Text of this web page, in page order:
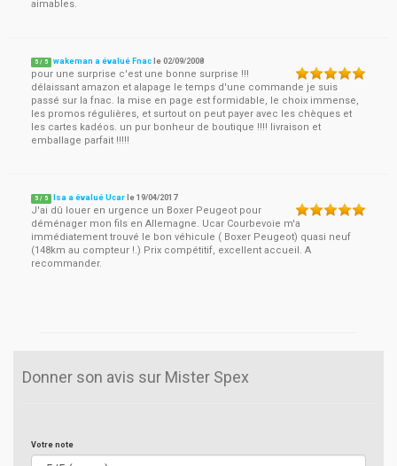
aimables.
5 / 5 wakeman a évalué Fnac le02/09/2008
pour une surprise c'est une bonne surprise !!!
délaissant amazon et alapage le temps d'une commande je suis
passé sur la fnac. la mise en page est formidable, le choix immense,
les promos régulières, et surtout on peut payer avec les chèques et
les cartes kadéos. un pur bonheur de boutique !!!! livraison et
emballage parfait !!!!!
5 / 5 Isa a évalué Ucar le19/04/2017
J'ai dû louer en urgence un Boxer Peugeot pour
déménager mon fils en Allemagne. Ucar Courbevoie m'a
immédiatement trouvé le bon véhicule ( Boxer Peugeot) quasi neuf
(148km au compteur !.) Prix compétitif, excellent accueil. A
recommander.
Donner son avis sur Mister Spex
Votre note